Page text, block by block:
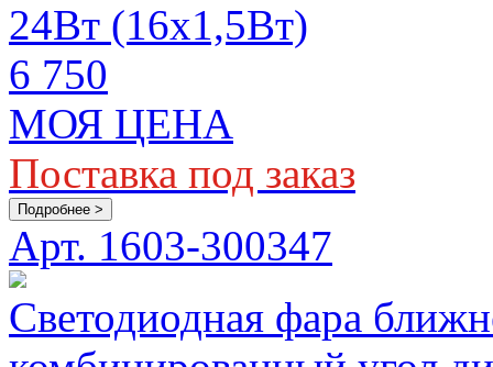
24Вт (16х1,5Вт)
6 750
МОЯ ЦЕНА
Поставка под заказ
Подробнее >
Арт. 1603-300347
Светодиодная фара